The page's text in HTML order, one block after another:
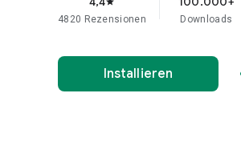
4820 Rezensionen Downloads
Installieren